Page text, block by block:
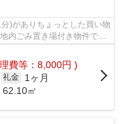
)がありちょっとした買い物
内ごみ置き場付き物件でゴ
費等：8,000円 )
礼金
1ヶ月
62.10㎡